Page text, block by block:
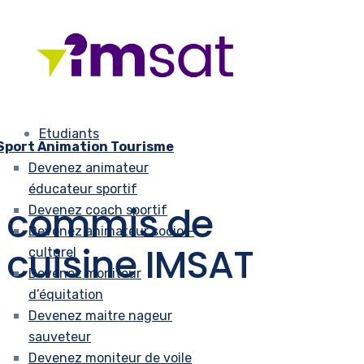
Etudiants
Animation Tourisme
Devenez animateur
éducateur sportif
Devenez coach sportif
Devenez animateur socio –
culturel
Devenez moniteur
d’équitation
Devenez maitre nageur
sauveteur
Devenez moniteur de voile
commis de
cuisine IMSAT